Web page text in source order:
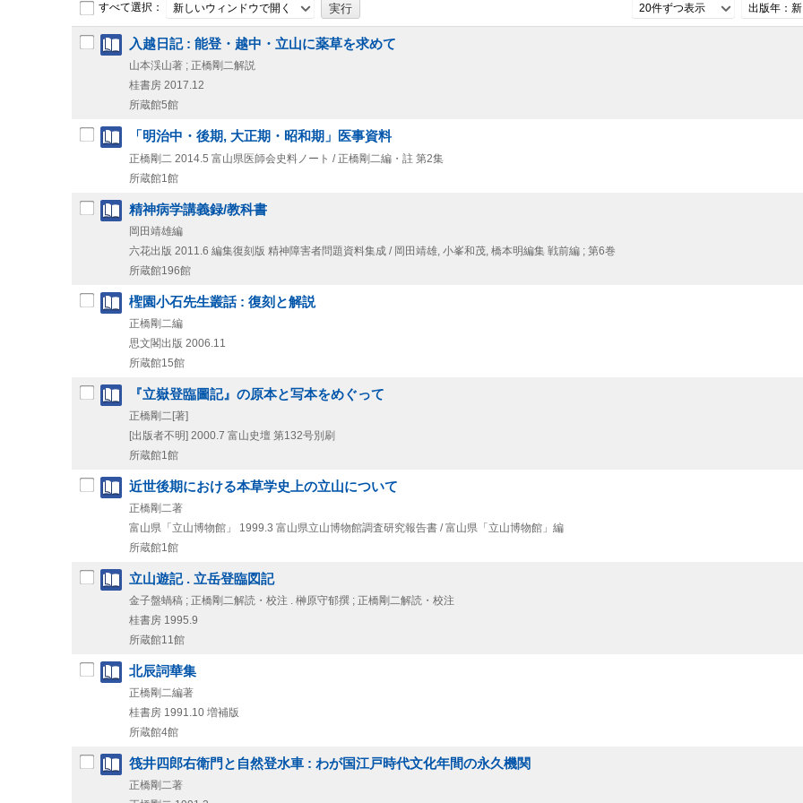
すべて選択： 新しいウィンドウで開く 20件ずつ表示 出版年：
入越日記 : 能登・越中・立山に薬草を求めて
山本渓山著 ; 正橋剛二解説
桂書房 2017.12
所蔵館5館
「明治中・後期, 大正期・昭和期」医事資料
正橋剛二 2014.5 富山県医師会史料ノート / 正橋剛二編・註 第2集
所蔵館1館
精神病学講義録/教科書
岡田靖雄編
六花出版 2011.6 編集復刻版 精神障害者問題資料集成 / 岡田靖雄, 小峯和茂, 橋本明編集 戦前編 ; 第6巻
所蔵館196館
檉園小石先生叢話 : 復刻と解説
正橋剛二編
思文閣出版 2006.11
所蔵館15館
『立嶽登臨圖記』の原本と写本をめぐって
正橋剛二[著]
[出版者不明] 2000.7 富山史壇 第132号別刷
所蔵館1館
近世後期における本草学史上の立山について
正橋剛二著
富山県「立山博物館」
1999.3 富山県立山博物館調査研究報告書 / 富山県「立山博物館」編
所蔵館1館
立山遊記 . 立岳登臨図記
金子盤蝸稿 ; 正橋剛二解読・校注 . 榊原守郁撰 ; 正橋剛二解読・校注
桂書房 1995.9
所蔵館11館
北辰詞華集
正橋剛二編著
桂書房 1991.10 増補版
所蔵館4館
筏井四郎右衛門と自然登水車 : わが国江戸時代文化年間の永久機関
正橋剛二著